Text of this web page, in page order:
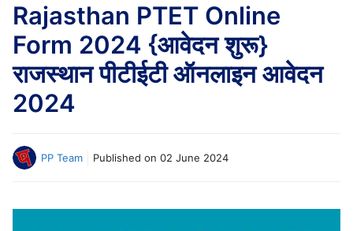
Rajasthan PTET Online
Form 2024 {आवेदन शुरू}
राजस्थान पीटीईटी ऑनलाइन आवेदन
2024
PP Team Published on 02 June 2024